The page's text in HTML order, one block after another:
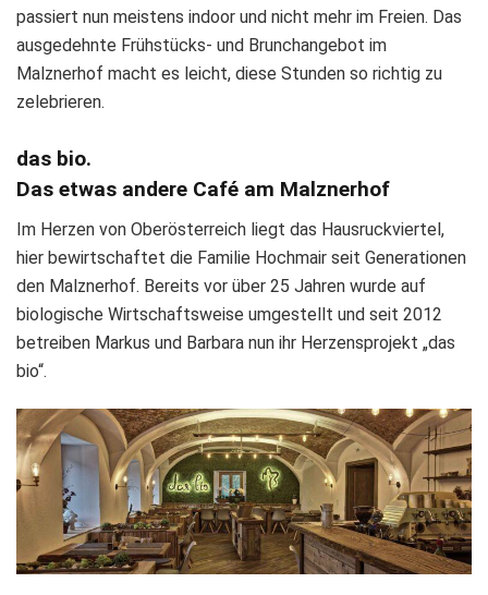
passiert nun meistens indoor und nicht mehr im Freien. Das
ausgedehnte Frühstücks- und Brunchangebot im
Malznerhof macht es leicht, diese Stunden so richtig zu
zelebrieren.
das bio.
Das etwas andere Café am Malznerhof
Im Herzen von Oberösterreich liegt das Hausruckviertel,
hier bewirtschaftet die Familie Hochmair seit Generationen
den Malznerhof. Bereits vor über 25 Jahren wurde auf
biologische Wirtschaftsweise umgestellt und seit 2012
betreiben Markus und Barbara nun ihr Herzensprojekt „das
bio“.